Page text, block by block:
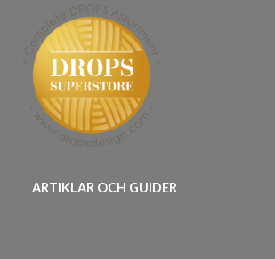
ARTIKLAR OCH GUIDER